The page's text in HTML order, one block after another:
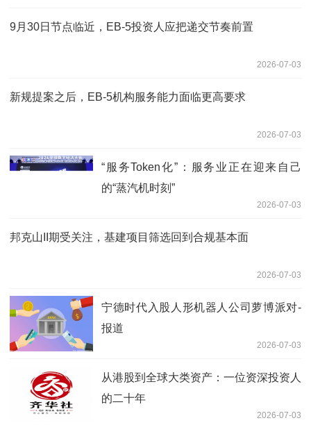
9月30日节点临近，EB-5投资人应把递交节奏前置
2026-07-03
新规提案之后，EB-5机构服务能力面临更高要求
2026-07-03
“服务Token化”：服务业正在迎来自己
的“蒸汽机时刻”
2026-07-03
邦克山II期受关注，基建项目筛选回到合规基本面
2026-07-03
宁德时代入股人形机器人公司萝博派对-
报道
2026-07-03
从港股到全球大类资产：一位资深投资人
的二十年
2026-07-03